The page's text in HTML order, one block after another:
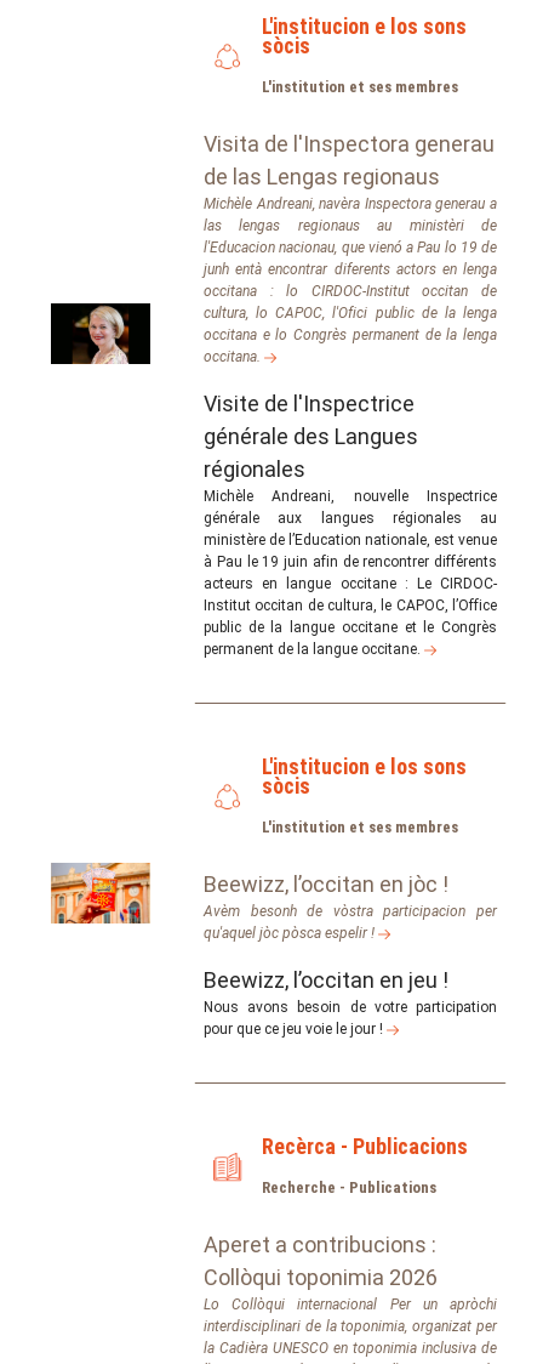
L'institucion e los sons
sòcis
L'institution et ses membres
Visita de l'Inspectora generau
de las Lengas regionaus
Michèle Andreani, navèra Inspectora generau a
las lengas regionaus au ministèri de
l'Educacion nacionau, que vienó a Pau lo 19 de
junh entà encontrar diferents actors en lenga
occitana : lo CIRDOC-Institut occitan de
cultura, lo CAPOC, l'Ofici public de la lenga
occitana e lo Congrès permanent de la lenga
occitana.
Visite de l'Inspectrice
générale des Langues
régionales
Michèle Andreani, nouvelle Inspectrice
générale aux langues régionales au
ministère de l’Education nationale, est venue
à Pau le 19 juin afin de rencontrer différents
acteurs en langue occitane : Le CIRDOC-
Institut occitan de cultura, le CAPOC, l’Office
public de la langue occitane et le Congrès
permanent de la langue occitane.
L'institucion e los sons
sòcis
L'institution et ses membres
Beewizz, l’occitan en jòc !
Avèm besonh de vòstra participacion per
qu'aquel jòc pòsca espelir !
Beewizz, l’occitan en jeu !
Nous avons besoin de votre participation
pour que ce jeu voie le jour !
Recèrca - Publicacions
Recherche - Publications
Aperet a contribucions :
Collòqui toponimia 2026
Lo Collòqui internacional Per un apròchi
interdisciplinari de la toponimia, organizat per
la Cadièra UNESCO en toponimia inclusiva de